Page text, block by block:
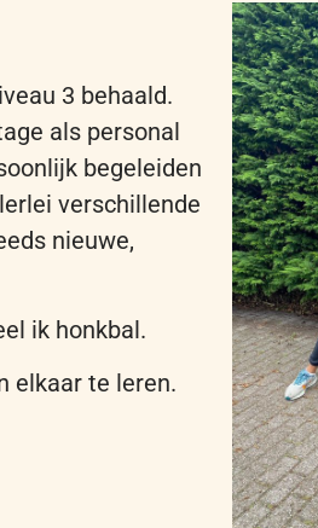
3 behaald.
als personal
begeleiden
verschillende
nieuwe,
ik honkbal.
elkaar te leren.